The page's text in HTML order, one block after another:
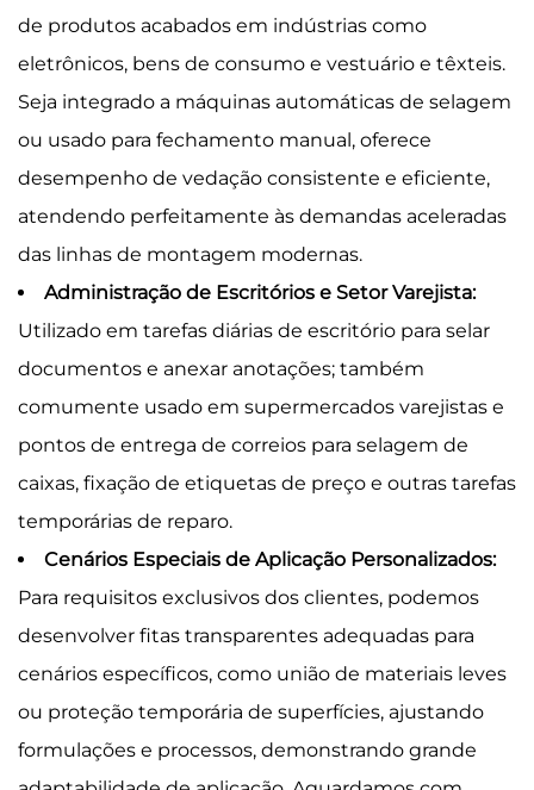
de produtos acabados em indústrias como
eletrônicos, bens de consumo e vestuário e têxteis.
Seja integrado a máquinas automáticas de selagem
ou usado para fechamento manual, oferece
desempenho de vedação consistente e eficiente,
atendendo perfeitamente às demandas aceleradas
das linhas de montagem modernas.
Administração de Escritórios e Setor Varejista:
Utilizado em tarefas diárias de escritório para selar
documentos e anexar anotações; também
comumente usado em supermercados varejistas e
pontos de entrega de correios para selagem de
caixas, fixação de etiquetas de preço e outras tarefas
temporárias de reparo.
Cenários Especiais de Aplicação Personalizados:
Para requisitos exclusivos dos clientes, podemos
desenvolver fitas transparentes adequadas para
cenários específicos, como união de materiais leves
ou proteção temporária de superfícies, ajustando
formulações e processos, demonstrando grande